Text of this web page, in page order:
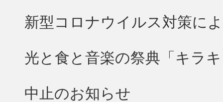
新型コロナウイルス対策に
光と食と音楽の祭典「キラ
中止のお知らせ